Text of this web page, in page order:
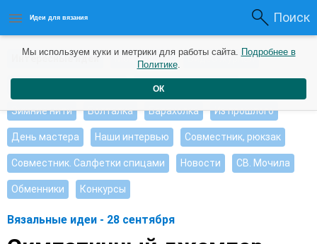
Идеи для вязания Поиск
Интересные идеи Мои работы Видео журнал
Душевные петельки
Зимние нити Болталка Барахолка Из прошлого
День мастера Наши интервью Совместник, рюкзак
Совместник. Салфетки спицами Новости СВ. Мочила
Обменники Конкурсы
Вязальные идеи - 28 сентября
Мы используем куки и метрики для работы сайта. Подробнее в
Политике.
ОК